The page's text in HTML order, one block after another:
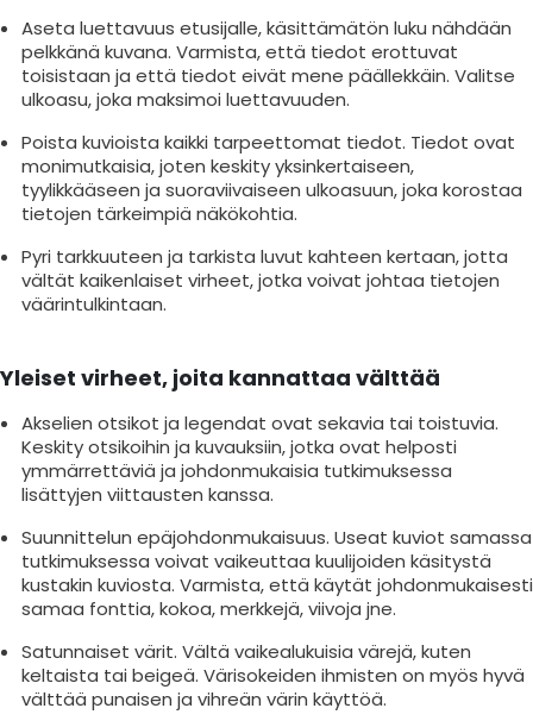
Aseta luettavuus etusijalle, käsittämätön luku nähdään
pelkkänä kuvana. Varmista, että tiedot erottuvat
toisistaan ja että tiedot eivät mene päällekkäin. Valitse
ulkoasu, joka maksimoi luettavuuden.
Poista kuvioista kaikki tarpeettomat tiedot. Tiedot ovat
monimutkaisia, joten keskity yksinkertaiseen,
tyylikkääseen ja suoraviivaiseen ulkoasuun, joka korostaa
tietojen tärkeimpiä näkökohtia.
Pyri tarkkuuteen ja tarkista luvut kahteen kertaan, jotta
vältät kaikenlaiset virheet, jotka voivat johtaa tietojen
väärintulkintaan.
Yleiset virheet, joita kannattaa välttää
Akselien otsikot ja legendat ovat sekavia tai toistuvia.
Keskity otsikoihin ja kuvauksiin, jotka ovat helposti
ymmärrettäviä ja johdonmukaisia tutkimuksessa
lisättyjen viittausten kanssa.
Suunnittelun epäjohdonmukaisuus. Useat kuviot samassa
tutkimuksessa voivat vaikeuttaa kuulijoiden käsitystä
kustakin kuviosta. Varmista, että käytät johdonmukaisesti
samaa fonttia, kokoa, merkkejä, viivoja jne.
Satunnaiset värit. Vältä vaikealukuisia värejä, kuten
keltaista tai beigeä. Värisokeiden ihmisten on myös hyvä
välttää punaisen ja vihreän värin käyttöä.